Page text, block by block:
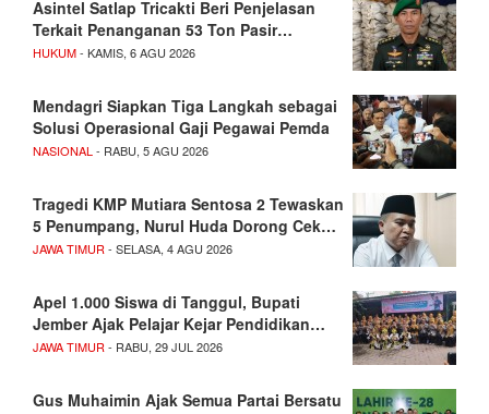
Asintel Satlap Tricakti Beri Penjelasan
Terkait Penanganan 53 Ton Pasir…
HUKUM- KAMIS, 6 AGU 2026
Mendagri Siapkan Tiga Langkah sebagai
Solusi Operasional Gaji Pegawai Pemda
NASIONAL - RABU, 5 AGU 2026
Tragedi KMP Mutiara Sentosa 2 Tewaskan
5 Penumpang, Nurul Huda Dorong Cek…
JAWA TIMUR - SELASA, 4 AGU 2026
Apel 1.000 Siswa di Tanggul, Bupati
Jember Ajak Pelajar Kejar Pendidikan…
JAWA TIMUR - RABU, 29 JUL 2026
Gus Muhaimin Ajak Semua Partai Bersatu